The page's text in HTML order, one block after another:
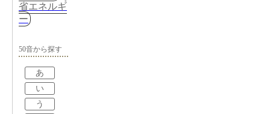
省エネルギ
ー
50音から探す
あ
い
う